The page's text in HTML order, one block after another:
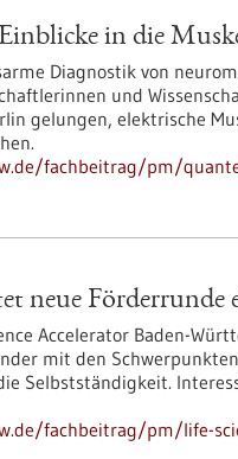
in die
Diagnostik von
und
gelungen, elektrische
fachbeitrag/pm/
neue Förderrunde
Accelerator Baden-
mit den
Selbstständigkeit.
fachbeitrag/pm/life-